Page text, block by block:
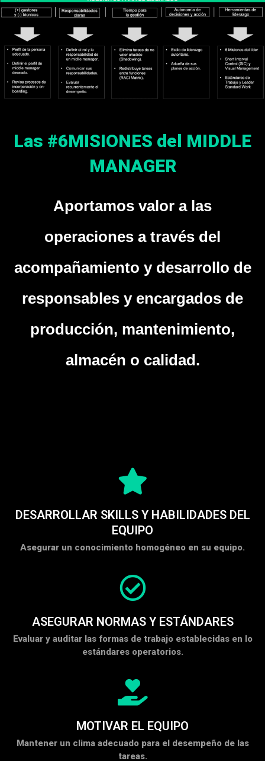
Las #6MISIONES del MIDDLE
MANAGER
Aportamos valor a las
operaciones a través del
acompañamiento y desarrollo de
responsables y encargados de
producción, mantenimiento,
almacén o calidad.
DESARROLLAR SKILLS Y HABILIDADES DEL
EQUIPO
Asegurar un conocimiento homogéneo en su equipo.
ASEGURAR NORMAS Y ESTÁNDARES
Evaluar y auditar las formas de trabajo establecidas en lo
estándares operatorios.
MOTIVAR EL EQUIPO
Mantener un clima adecuado para el desempeño de las
tareas.